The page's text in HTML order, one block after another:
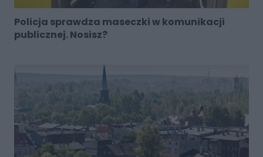
Policja sprawdza maseczki w komunikacji
publicznej. Nosisz?